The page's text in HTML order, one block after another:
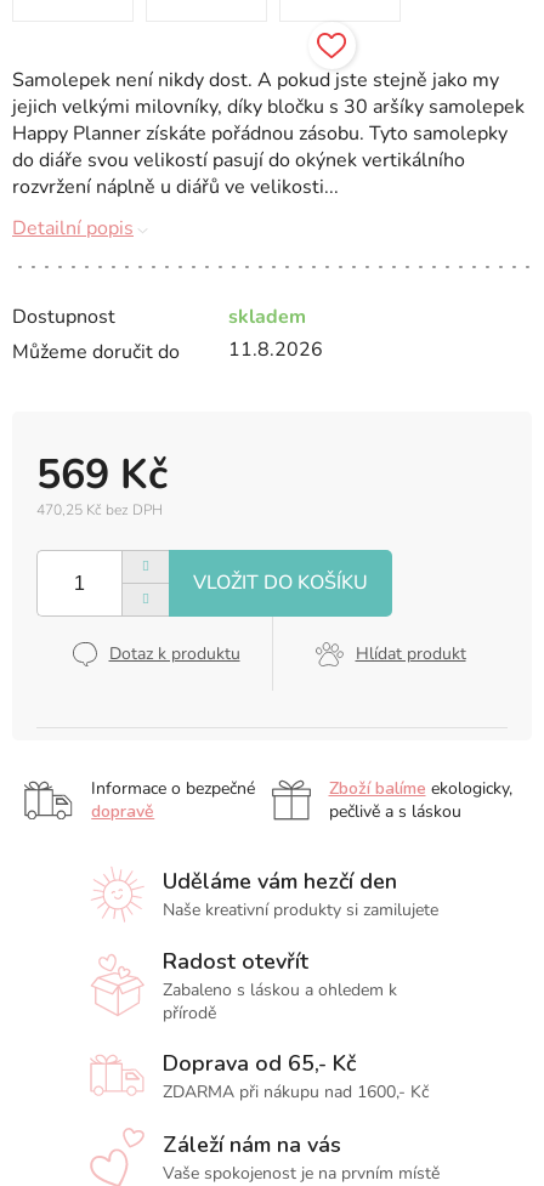
Dostupnost
skladem
Můžeme doručit do
11.8.2026
569 Kč
470,25 Kč bez DPH
cena:
Dotaz k produktu Hlídat produkt
Samolepek není nikdy dost. A pokud jste stejně jako my
jejich velkými milovníky, díky bločku s 30 aršíky samolepek
Happy Planner získáte pořádnou zásobu. Tyto samolepky
do diáře svou velikostí pasují do okýnek vertikálního
rozvržení náplně u diářů ve velikosti...
Detailní popis
Informace o bezpečné
dopravě
Zboží balíme ekologicky,
pečlivě a s láskou
Uděláme vám hezčí den
Naše kreativní produkty si zamilujete
Radost otevřít
Zabaleno s láskou a ohledem k
přírodě
Doprava od 65,- Kč
ZDARMA při nákupu nad 1600,- Kč
Záleží nám na vás
Vaše spokojenost je na prvním místě